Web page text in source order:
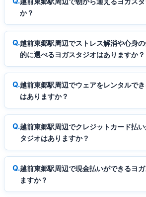
か？
越前東郷駅周辺でストレス解消や心身
的に選べるヨガスタジオはありますか？
越前東郷駅周辺でウェアをレンタルで
はありますか？
越前東郷駅周辺でクレジットカード払
タジオはありますか？
越前東郷駅周辺で現金払いができるヨ
ますか？